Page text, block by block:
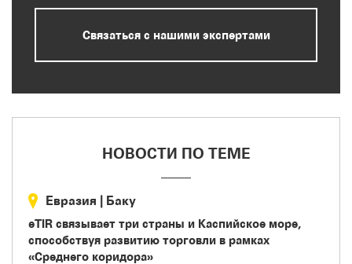
Связаться с нашими экспертами
НОВОСТИ ПО ТЕМЕ
Евразия | Баку
eTIR связывает три страны и Каспийское море,
способствуя развитию торговли в рамках
«Среднего коридора»